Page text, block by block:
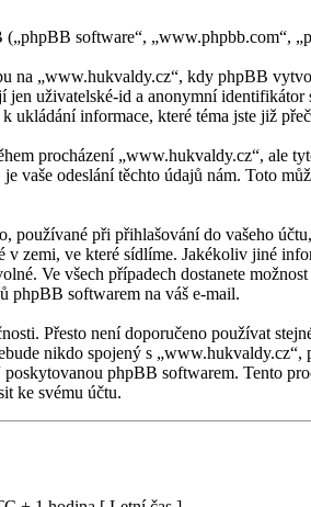
software“, „www.phpbb.com“,
na „www.hukvaldy.cz“, kdy phpBB
jen uživatelské-id a anonymní
ukládání informace, které téma jste již
procházení „www.hukvaldy.cz“, ale
vaše odeslání těchto údajů nám. Toto
používané při přihlašování do vašeho
zemi, ve které sídlíme. Jakékoliv jiné
Ve všech případech dostanete
phpBB softwarem na váš e-mail.
Přesto není doporučeno používat
nikdo spojený s
phpBB softwarem. Tento
ke svému účtu.